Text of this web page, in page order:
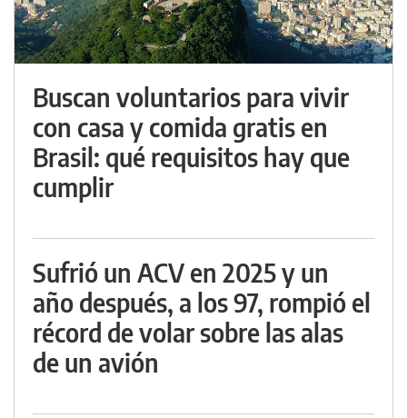
Buscan voluntarios para vivir
con casa y comida gratis en
Brasil: qué requisitos hay que
cumplir
Sufrió un ACV en 2025 y un
año después, a los 97, rompió el
récord de volar sobre las alas
de un avión